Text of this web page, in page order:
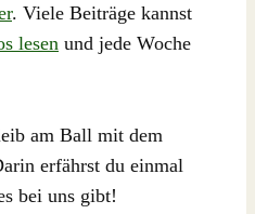
. Viele Beiträge kannst
lesen und jede Woche
am Ball mit dem
erfährst du einmal
bei uns gibt!